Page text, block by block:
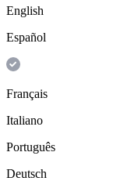
English
Español
Français
Italiano
Português
Deutsch